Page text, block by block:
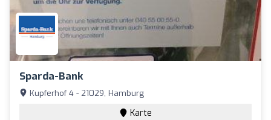
Sparda-Bank
Kupferhof 4 - 21029, Hamburg
Karte